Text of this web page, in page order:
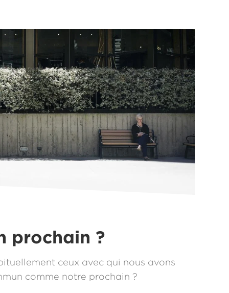
prochain ?
ceux avec qui nous avons
comme notre prochain ?